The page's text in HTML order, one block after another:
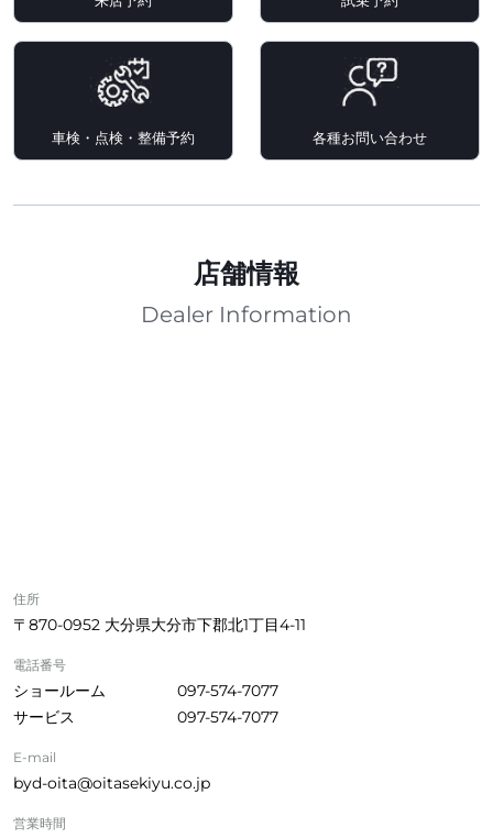
車検・点検・整備予約 各種お問い合わせ
店舗情報
Dealer Information
住所
〒870-0952 大分県大分市下郡北1丁目4-11
電話番号
ショールーム
097-574-7077
サービス
097-574-7077
E-mail
byd-oita@oitasekiyu.co.jp
営業時間